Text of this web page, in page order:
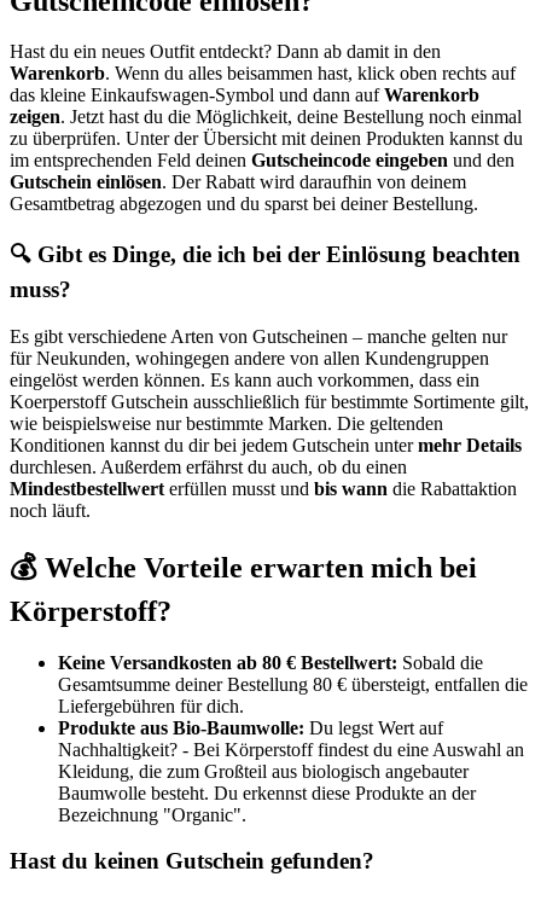
Hast du ein neues Outfit entdeckt? Dann ab damit in den
Warenkorb. Wenn du alles beisammen hast, klick oben rechts auf
das kleine Einkaufswagen-Symbol und dann aufWarenkorb
zeigen. Jetzt hast du die Möglichkeit, deine Bestellung noch einmal
zu überprüfen. Unter der Übersicht mit deinen Produkten kannst du
im entsprechenden Feld deinen Gutscheincode eingeben und den
Gutschein einlösen. Der Rabatt wird daraufhin von deinem
Gesamtbetrag abgezogen und du sparst bei deiner Bestellung.
🔍 Gibt es Dinge, die ich bei der Einlösung beachten
muss?
Es gibt verschiedene Arten von Gutscheinen – manche gelten nur
für Neukunden, wohingegen andere von allen Kundengruppen
eingelöst werden können. Es kann auch vorkommen, dass ein
Koerperstoff Gutschein ausschließlich für bestimmte Sortimente gilt,
wie beispielsweise nur bestimmte Marken. Die geltenden
Konditionen kannst du dir bei jedem Gutschein untermehr Details
durchlesen. Außerdem erfährst du auch, ob du einen
Mindestbestellwert erfüllen musst und bis wann die Rabattaktion
noch läuft.
💰 Welche Vorteile erwarten mich bei
Körperstoff?
Keine Versandkosten ab 80 € Bestellwert: Sobald die
Gesamtsumme deiner Bestellung 80 € übersteigt, entfallen die
Liefergebühren für dich.
Produkte aus Bio-Baumwolle: Du legst Wert auf
Nachhaltigkeit? - Bei Körperstoff findest du eine Auswahl an
Kleidung, die zum Großteil aus biologisch angebauter
Baumwolle besteht. Du erkennst diese Produkte an der
Bezeichnung "Organic".
Hast du keinen Gutschein gefunden?